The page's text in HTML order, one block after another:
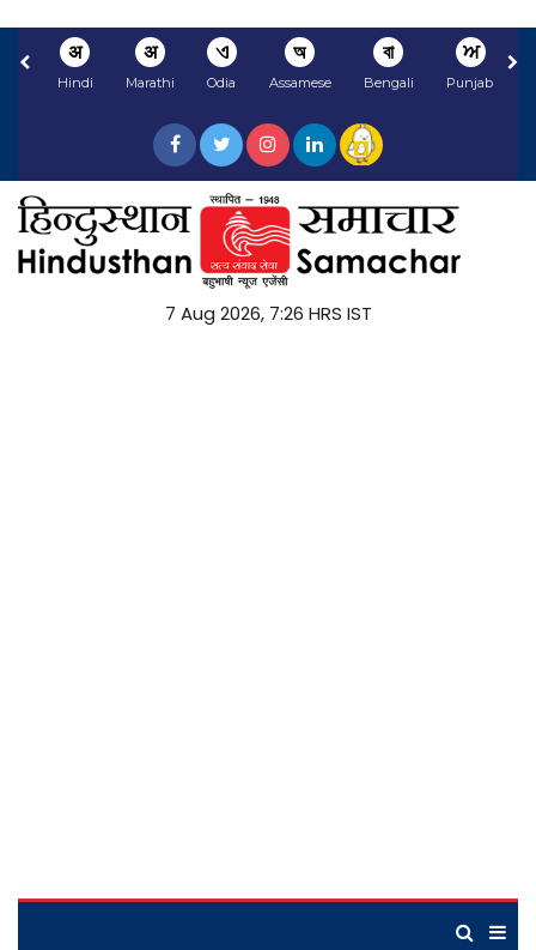
अ
Hindi
अ
Marathi
ଏ
Odia
অ
Assamese
বা
Bengali
ਅ
Punjabi
7 Aug 2026, 7:26 HRS IST